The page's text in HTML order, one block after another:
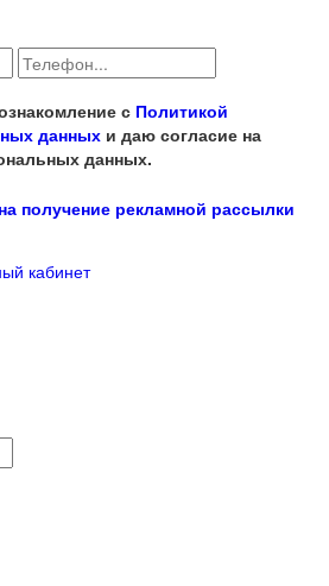
с Политикой
данных и даю согласие на
данных.
на получение рекламной рассылки